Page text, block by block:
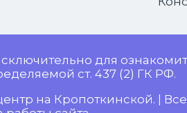
для
ст. 437 (2) ГК РФ.
на Кропоткинской. |